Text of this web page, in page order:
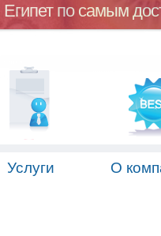
Египет по самым
Услуги О